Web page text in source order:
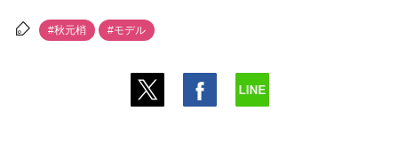
#秋元梢 #モデル